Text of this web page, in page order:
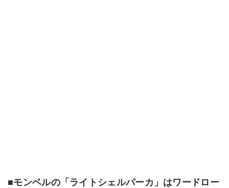
■モンベルの「ライトシェルパーカ」はワードロー